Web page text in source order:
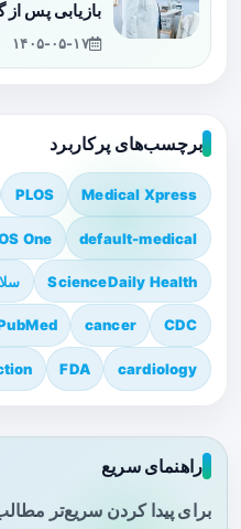
بازیابی پس
۱۴۰۵-۰۵-۱۷
برچسب‌های پرکاربرد
Medical Xpress
PLOS
default-medical
One
ScienceDaily Health
CDC
cancer
cardiology
FDA
راهنمای سریع
برای پیدا کردن سریع‌تر